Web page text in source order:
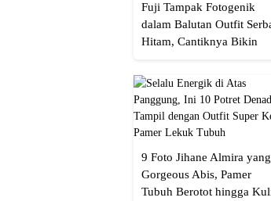
Fuji Tampak Fotogenik
dalam Balutan Outfit
Hitam, Cantiknya Bikin
9 Foto Jihane Almira yang
Gorgeous Abis, Pamer
Tubuh Berotot hingga